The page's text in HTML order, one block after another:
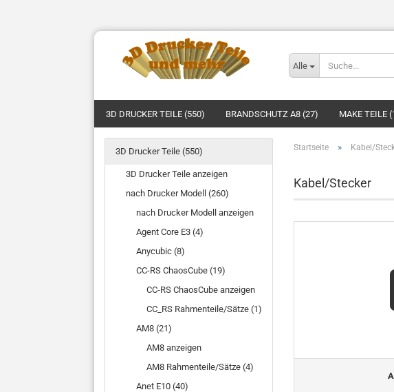
Alle
3D DRUCKER TEILE (550) BRANDSCHUTZ A8 (27) MAKE TEILE
Startseite » Kabel/
Kabel/Stecker
3D Drucker Teile (550)
3D Drucker Teile anzeigen
nach Drucker Modell (260)
nach Drucker Modell anzeigen
Agent Core E3 (4)
Anycubic (8)
CC-RS ChaosCube (19)
CC-RS ChaosCube anzeigen
CC_RS Rahmenteile/Sätze (1)
AM8 (21)
AM8 anzeigen
AM8 Rahmenteile/Sätze (4)
Anet E10 (40)